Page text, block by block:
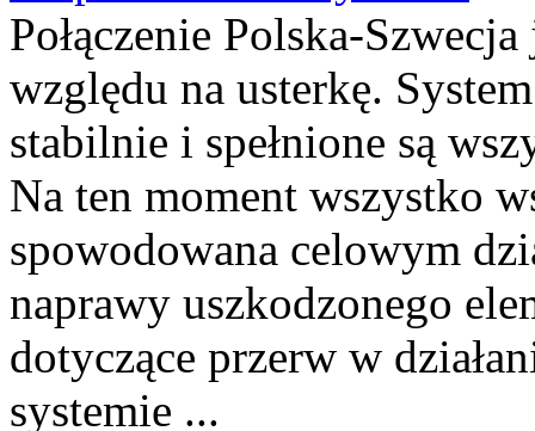
Połączenie Polska-
względu na usterkę.
stabilnie i spełnione są
Na ten moment wszystko
spowodowana celowym
naprawy uszkodzonego
dotyczące przerw w
systemie ...